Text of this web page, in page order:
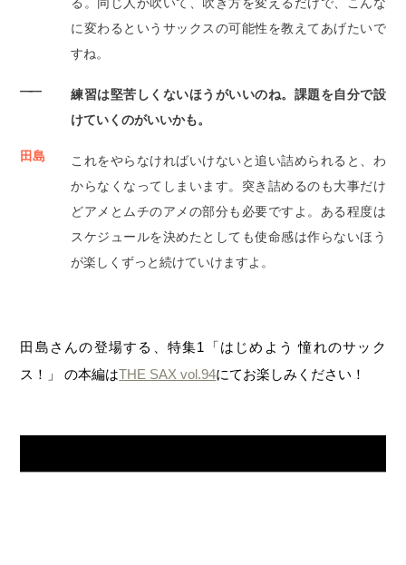
に変わるというサックスの可能性を教えてあげたいで
すね。
――
練習は堅苦しくないほうがいいのね。課題を自分で設
けていくのがいいかも。
田島
これをやらなければいけないと追い詰められると、わ
からなくなってしまいます。突き詰めるのも大事だけ
どアメとムチのアメの部分も必要ですよ。ある程度は
スケジュールを決めたとしても使命感は作らないほう
が楽しくずっと続けていけますよ。
田島さんの登場する、特集1「はじめよう 憧れのサック
ス！」 の本編はTHE SAX vol.94にてお楽しみください！